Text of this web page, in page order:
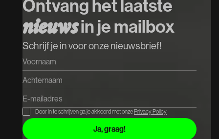
Koop tickets
Ontvang het laatste
nieuwsin je mailbox
Schrijf je in voor onze nieuwsbrief!
Door in te schrijven ga je akkoord met onzePrivacy Policy